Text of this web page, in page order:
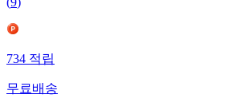
734 적립
무료배송